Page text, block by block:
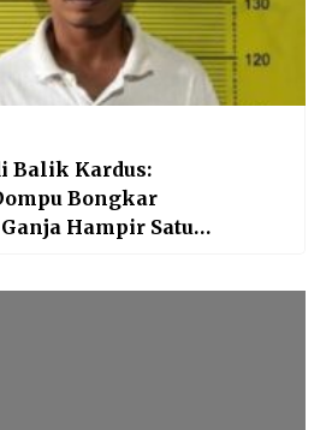
Balik Kardus:
Bongkar
Hampir Satu